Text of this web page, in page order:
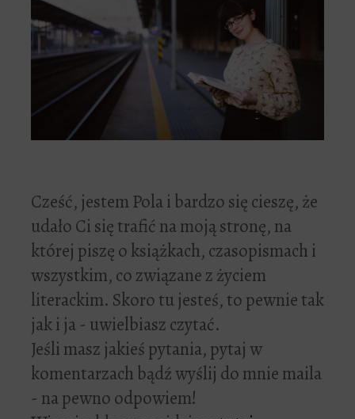
Cześć, jestem Pola i bardzo się cieszę, że
udało Ci się trafić na moją stronę, na
której piszę o książkach, czasopismach i
wszystkim, co związane z życiem
literackim. Skoro tu jesteś, to pewnie tak
jak i ja - uwielbiasz czytać.
Jeśli masz jakieś pytania, pytaj w
komentarzach bądź wyślij do mnie maila
- na pewno odpowiem!